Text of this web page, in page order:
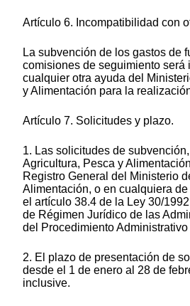
Artículo 6. Incompatibilidad con
La subvención de los gastos de
comisiones de seguimiento será
cualquier otra ayuda del
y Alimentación para la
Artículo 7. Solicitudes y plazo.
1. Las solicitudes de
Agricultura, Pesca y
Registro General del Ministerio
Alimentación, o en cualquiera
el artículo 38.4 de la Ley 30/
de Régimen Jurídico de las
del Procedimiento Administrativo
2. El plazo de presentación de
desde el 1 de enero al 28 de
inclusive.